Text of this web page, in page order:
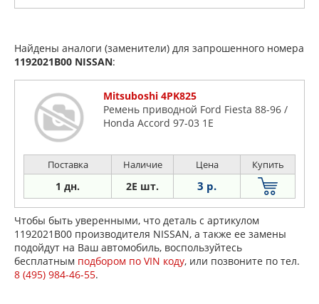
Найдены аналоги (заменители) для запрошенного номера
1192021B00 NISSAN:
Mitsuboshi 4PK825
Ремень приводной Ford Fiesta 88-96 /
Honda Accord 97-03 1E
Поставка Наличие Цена Купить
1 дн. 2E шт. 3 р.
Чтобы быть уверенными, что деталь с артикулом
1192021B00 производителя NISSAN, а также ее замены
подойдут на Ваш автомобиль, воспользуйтесь
бесплатным подбором по VIN коду, или позвоните по тел.
8 (495) 984-46-55.